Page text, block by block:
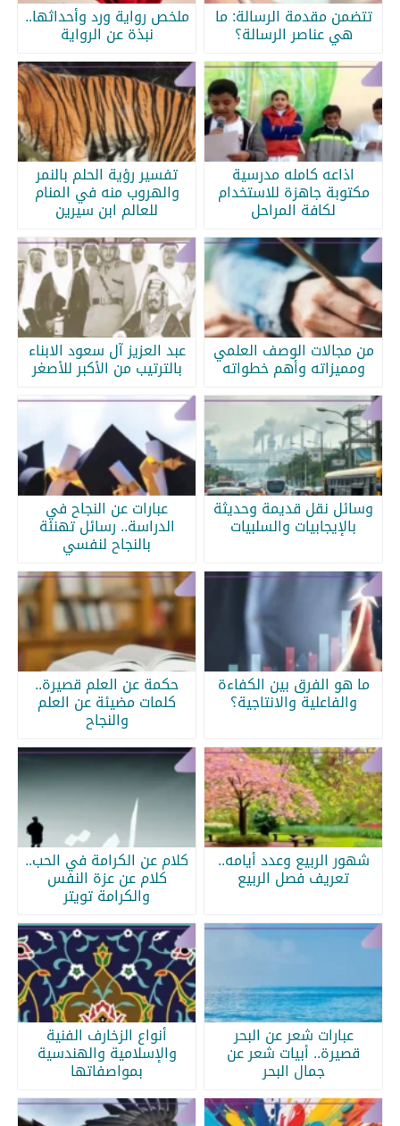
تتضمن مقدمة الرسالة: ما
هي عناصر الرسالة؟
ملخص رواية ورد وأحداثها..
نبذة عن الرواية
اذاعه كامله مدرسية
مكتوبة جاهزة للاستخدام
لكافة المراحل
تفسير رؤية الحلم بالنمر
والهروب منه في المنام
للعالم ابن سيرين
من مجالات الوصف العلمي
ومميزاته وأهم خطواته
عبد العزيز آل سعود الابناء
بالترتيب من الأكبر للأصغر
وسائل نقل قديمة وحديثة
بالإيجابيات والسلبيات
عبارات عن النجاح في
الدراسة.. رسائل تهنئة
بالنجاح لنفسي
ما هو الفرق بين الكفاءة
والفاعلية والانتاجية؟
حكمة عن العلم قصيرة..
كلمات مضيئة عن العلم
والنجاح
شهور الربيع وعدد أيامه..
تعريف فصل الربيع
كلام عن الكرامة في الحب..
كلام عن عزة النفس
والكرامة تويتر
عبارات شعر عن البحر
قصيرة.. أبيات شعر عن
جمال البحر
أنواع الزخارف الفنية
والإسلامية والهندسية
بمواصفاتها